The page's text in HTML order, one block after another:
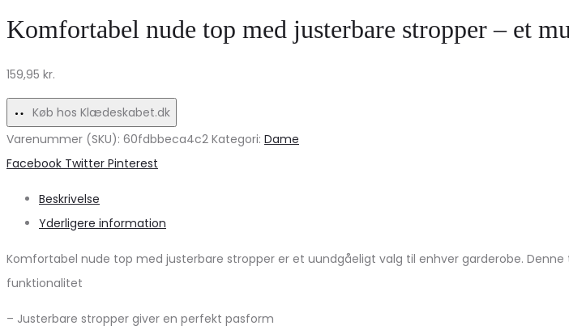
MdcOrlanda
–
Grey79231
–
lurex
striber
til
kvinder
Komfortabel nude top med justerbare stropper – et
159,95 kr.
Køb hos Klædeskabet.dk
Varenummer (SKU): 60fdbbeca4c2 Kategori: Dame
Share
Facebook Twitter Pinterest
Beskrivelse
Yderligere information
Komfortabel nude top med justerbare stropper er et uundgåeligt valg til enhver garderobe.
funktionalitet
– Justerbare stropper giver en perfekt pasform